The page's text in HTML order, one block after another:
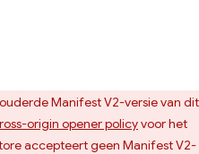
Manifest V2-versie van dit
origin opener policyvoor het
accepteert geen Manifest V2-